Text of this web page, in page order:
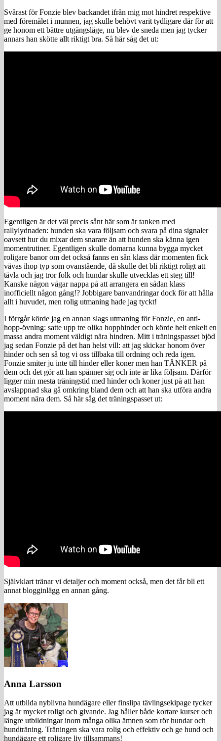
Svårast för Fonzie blev backandet ifrån mig mot hindret respektive
med föremålet i munnen, jag skulle behövt varit tydligare där för att
ge honom ett bättre utgångsläge, nu blev de sneda men jag tycker
annars han skötte allt riktigt bra. Så här såg det ut:
Egentligen är det väl precis sånt här som är tanken med
rallylydnaden: hunden ska vara följsam och svara på dina signaler
oavsett hur du mixar dem snarare än att hunden ska känna igen
momentrutiner. Egentligen skulle domarna kunna bygga mycket
roligare banor om det också fanns en sån klass där momenten fick
vävas ihop typ som ovanstående, då skulle det bli riktigt roligt att
tävla och jag tror folk och hundar skulle utvecklas ett steg till!
Kanske någon vågar nappa på att arrangera en sådan klass
inofficiellt någon gång!? Jobbigare banvandringar dock för att hålla
allt i huvudet, men rolig utmaning hade jag tyckt!
I förrgår körde jag en annan slags utmaning för Fonzie, en anti-
hopp-övning: satte upp tre olika hopphinder och körde helt enkelt en
massa andra moment väldigt nära hindren. Mitt i träningspasset bjöd
jag sedan Fonzie på det han helst vill: att jag skickar honom över
hinder och sen så tog vi oss tillbaka till ordning och reda igen.
Fonzie smiter ju inte till hinder eller koner men han TÄNKER på
dem och det gör att han spänner sig och inte är lika följsam. Därför
ligger min mesta träningstid med hinder och koner just på att han
avslappnad ska gå omkring bland dem och att han ska utföra andra
moment nära dem. Så här såg det träningspasset ut:
Självklart tränar vi detaljer och moment också, men det får bli ett
annat blogginlägg en annan gång.
Anna Larsson
Att utbilda nyblivna hundägare eller finslipa tävlingsekipage tycker
jag är mycket roligt och givande. Jag håller både kortare kurser och
längre utbildningar inom många olika ämnen som rör hundar och
hundträning. Träningen ska vara rolig och effektiv och ge hund och
hundägare ett roligare liv tillsammans!